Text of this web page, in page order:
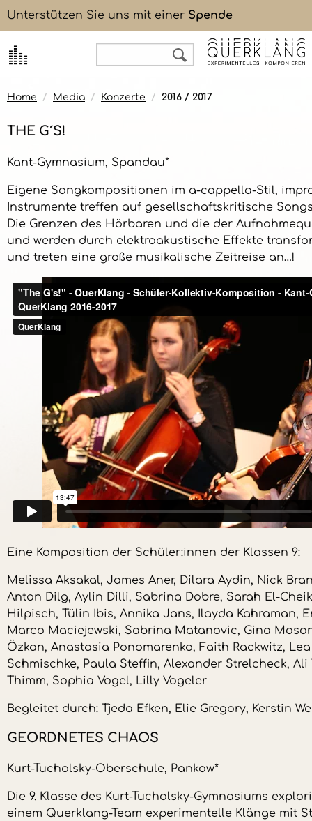
Unterstützen Sie uns mit einer Spende
Home Media Konzerte 2016 / 2017
THE G´S!
Kant-Gymnasium, Spandau*
Eigene Songkompositionen im a-cappella-Stil,
Instrumente treffen auf gesellschaftskritische
Die Grenzen des Hörbaren und die der
und werden durch elektroakustische Effekte
und treten eine große musikalische Zeitreise an…!
Eine Komposition der Schüler:innen der Klassen 9:
Melissa Aksakal, James Aner, Dilara Aydin, Nick
Anton Dilg, Aylin Dilli, Sabrina Dobre, Sarah El-
Hilpisch, Tülin Ibis, Annika Jans, Ilayda Kahraman,
Marco Maciejewski, Sabrina Matanovic, Gina
Özkan, Anastasia Ponomarenko, Faith Rackwitz,
Schmischke, Paula Steffin, Alexander Strelcheck, Ali
Thimm, Sophia Vogel, Lilly Vogeler
Begleitet durch: Tjeda Efken, Elie Gregory, Kerstin
GEORDNETES CHAOS
Kurt-Tucholsky-Oberschule, Pankow*
Die 9. Klasse des Kurt-Tucholsky-Gymnasiums
einem Querklang-Team experimentelle Klänge mit
QuerKlang
Konzept
Wissenschaft
Presse
QuerKlang
Schulen
Studierende
Lehrer:innen
Künstler:innen
QuerKlang
QuerKlang+
Initiative Kulturelle Bildung
QuerKlang
Konzerte
Jubiläumsschrift 2019
Symposium 2014
Pilotphase 2003
Online-Konzepte
QuerKlang
Biographien
QuerKlang
WarmUp
Tools